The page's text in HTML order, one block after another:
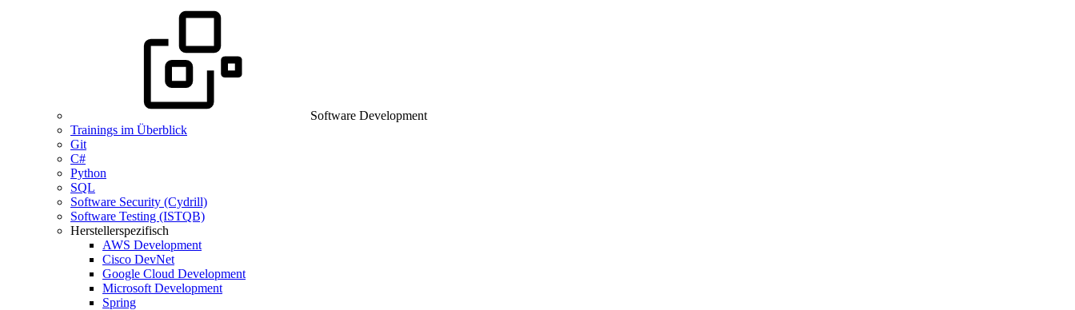
Software Development
Trainings im Überblick
Git
C#
Python
SQL
Software Security (Cydrill)
Software Testing (ISTQB)
Herstellerspezifisch
AWS Development
Cisco DevNet
Google Cloud Development
Microsoft Development
Spring